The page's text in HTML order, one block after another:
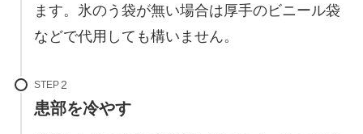
ます。氷のう袋が無い場合は厚手のビニール袋
などで代用しても構いません。
STEP
患部を冷やす